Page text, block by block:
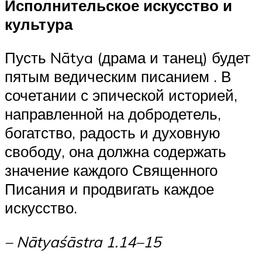
Исполнительское искусство и
культура
Пусть Nātya (драма и танец) будет
пятым ведическим писанием . В
сочетании с эпической историей,
направленной на добродетель,
богатство, радость и духовную
свободу, она должна содержать
значение каждого Священного
Писания и продвигать каждое
искусство.
– Nātyaśāstra1.14–15